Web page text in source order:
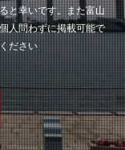
と幸いです。また富山
人問わずに掲載可能で
ださい